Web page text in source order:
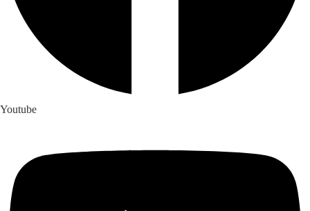
Youtube